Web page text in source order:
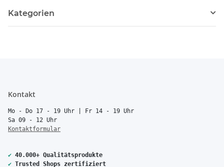
Kategorien
Kontakt
Mo - Do 17 - 19 Uhr | Fr 14 - 19 Uhr
Sa 09 - 12 Uhr
Kontaktformular
✔ 40.000+ Qualitätsprodukte
✔ Trusted Shops zertifiziert